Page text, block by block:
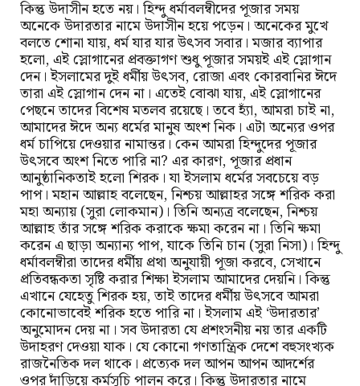
কিন্তু উদাসীন হতে নয়। হিন্দু ধর্মাবলম্বীদের পূজার সময়
অনেকে উদারতার নামে উদাসীন হয়ে পড়েন। অনেকের মুখে
বলতে শোনা যায়, ধর্ম যার যার উৎসব সবার। মজার ব্যাপার
হলো, এই স্লোগানের প্রবক্তাগণ শুধু পূজার সময়ই এই স্লোগান
দেন। ইসলামের দুই ধর্মীয় উৎসব, রোজা এবং কোরবানির ঈদে
তারা এই স্লোগান দেন না। এতেই বোঝা যায়, এই স্লোগানের
পেছনে তাদের বিশেষ মতলব রয়েছে। তবে হ্যাঁ, আমরা চাই না,
আমাদের ঈদে অন্য ধর্মের মানুষ অংশ নিক। এটা অন্যের ওপর
ধর্ম চাপিয়ে দেওয়ার নামান্তর। কেন আমরা হিন্দুদের পূজার
উৎসবে অংশ নিতে পারি না? এর কারণ, পূজার প্রধান
আনুষ্ঠানিকতাই হলো শিরক। যা ইসলাম ধর্মের সবচেয়ে বড়
পাপ। মহান আল্লাহ বলেছেন, নিশ্চয় আল্লাহর সঙ্গে শরিক করা
মহা অন্যায় (সুরা লোকমান)। তিনি অন্যত্র বলেছেন, নিশ্চয়
আল্লাহ তাঁর সঙ্গে শরিক করাকে ক্ষমা করেন না। তিনি ক্ষমা
করেন এ ছাড়া অন্যান্য পাপ, যাকে তিনি চান (সুরা নিসা)। হিন্দু
ধর্মাবলম্বীরা তাদের ধর্মীয় প্রথা অনুযায়ী পূজা করবে, সেখানে
প্রতিবন্ধকতা সৃষ্টি করার শিক্ষা ইসলাম আমাদের দেয়নি। কিন্তু
এখানে যেহেতু শিরক হয়, তাই তাদের ধর্মীয় উৎসবে আমরা
কোনোভাবেই শরিক হতে পারি না। ইসলাম এই ‘উদারতার’
অনুমোদন দেয় না। সব উদারতা যে প্রশংসনীয় নয় তার একটি
উদাহরণ দেওয়া যাক। যে কোনো গণতান্ত্রিক দেশে বহুসংখ্যক
রাজনৈতিক দল থাকে। প্রত্যেক দল আপন আপন আদর্শের
ওপর দাঁড়িয়ে কর্মসূচি পালন করে। কিন্তু উদারতার নামে